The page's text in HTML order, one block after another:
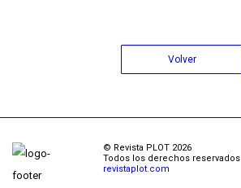
Volver
© Revista PLOT 2026
Todos los derechos reservados
revistaplot.com